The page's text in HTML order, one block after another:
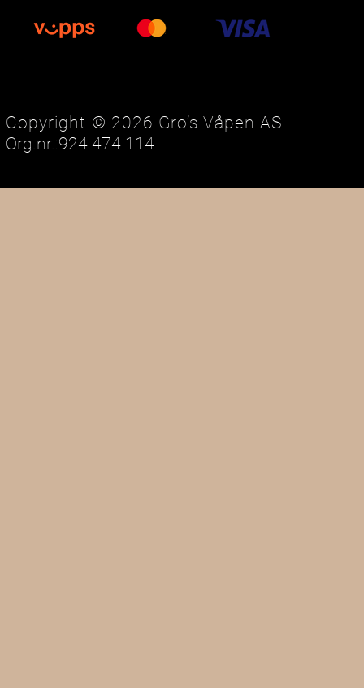
Copyright © 2026 Gro’s Våpen AS
Org.nr.:924 474 114